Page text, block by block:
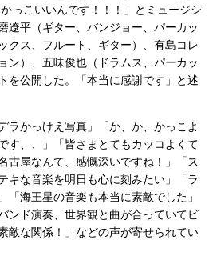
っこいいんです！！！」とミュージシ
遼平（ギター、バンジョー、パーカッ
クス、フルート、ギター）、有島コレ
ン）、五味俊也（ドラムス、パーカッ
を公開した。「本当に感謝です」と述
ラかっけえ写真」「か、か、かっこよ
す、、」「皆さまとてもカッコよくて
古屋なんて、感慨深いですね！」「ス
キな音楽を明日も心に刻みたい」「ラ
「海王星の音楽も本当に素敵でした」
ンド演奏、世界観と曲が合っていてビ
敵な関係！」などの声が寄せられてい